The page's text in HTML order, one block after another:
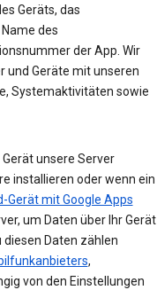
Geräts, das
des
der App. Wir
und Geräte mit unseren
Systemaktivitäten sowie
unsere Server
installieren oder wenn ein
Gerät mit Google Apps
um Daten über Ihr Gerät
Daten zählen
,
von den Einstellungen